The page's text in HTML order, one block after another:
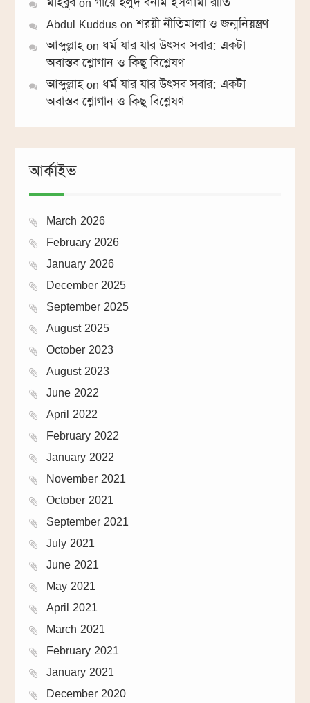
Abdul Kuddusonশরয়ী নীতিমালা ও জন্মনিয়ন্ত্রণ
আব্দুল্লাহon ধর্ম যার যার উৎসব সবার: একটা
অবাস্তব শ্লোগান ও কিছু বিশ্লেষণ
আব্দুল্লাহon ধর্ম যার যার উৎসব সবার: একটা
অবাস্তব শ্লোগান ও কিছু বিশ্লেষণ
আর্কাইভ
March 2026
February 2026
January 2026
December 2025
September 2025
August 2025
October 2023
August 2023
June 2022
April 2022
February 2022
January 2022
November 2021
October 2021
September 2021
July 2021
June 2021
May 2021
April 2021
March 2021
February 2021
January 2021
December 2020